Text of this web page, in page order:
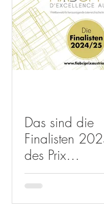
Das sind die
Finalisten
des Prix
d’Excellence
Austria